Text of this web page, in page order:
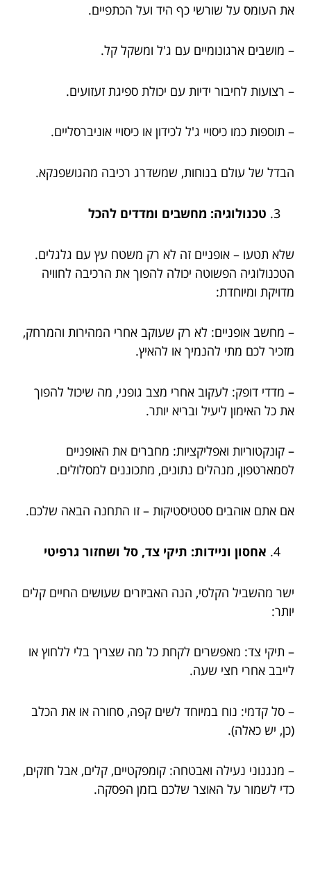
את העומס על שורשי כף היד ועל הכתפיים.
– מושבים ארגונומיים עם ג'ל ומשקל קל.
– רצועות לחיבור ידיות עם יכולת ספיגת זעזועים.
– תוספות כמו כיסויי ג'ל לכידון או כיסויי אוניברסליים.
הבדל של עולם בנוחות, שמשדרג רכיבה מהגושפנקא.
טכנולוגיה: מחשבים ומדדים להכל
שלא תטעו – אופניים זה לא רק משטח עץ עם גלגלים.
הטכנולוגיה הפשוטה יכולה להפוך את הרכיבה לחוויה
מדויקת ומיוחדת:
– מחשב אופניים: לא רק שעוקב אחרי המהירות והמרחק,
מזכיר לכם מתי להנמיך או להאיץ.
– מדדי דופק: לעקוב אחרי מצב גופני, מה שיכול להפוך
את כל האימון ליעיל ובריא יותר.
– קונקטוריות ואפליקציות: מחברים את האופניים
לסמארטפון, מנהלים נתונים, מתכוננים למסלולים.
אם אתם אוהבים סטטיסטיקות – זו התחנה הבאה שלכם.
אחסון וניידות: תיקי צד, סל ושחזור גרפיטי
ישר מהשביל הקלסי, הנה האביזרים שעושים החיים קלים
יותר:
– תיקי צד: מאפשרים לקחת כל מה שצריך בלי ללחוץ או
לייבב אחרי חצי שעה.
– סל קדמי: נוח במיוחד לשים קפה, סחורה או את הכלב
(כן, יש כאלה).
– מנגנוני נעילה ואבטחה: קומפקטיים, קלים, אבל חזקים,
כדי לשמור על האוצר שלכם בזמן הפסקה.